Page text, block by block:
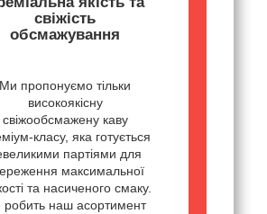
свіжість
обсмажування
Ми пропонуємо тільки
високоякісну
свіжообсмажену каву
класу, яка готується
партіями для
максимальної
та насиченого смаку.
робить наш асортимент